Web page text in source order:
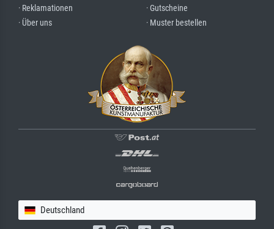
· Reklamationen
· Über uns
· Gutscheine
· Muster bestellen
Deutschland